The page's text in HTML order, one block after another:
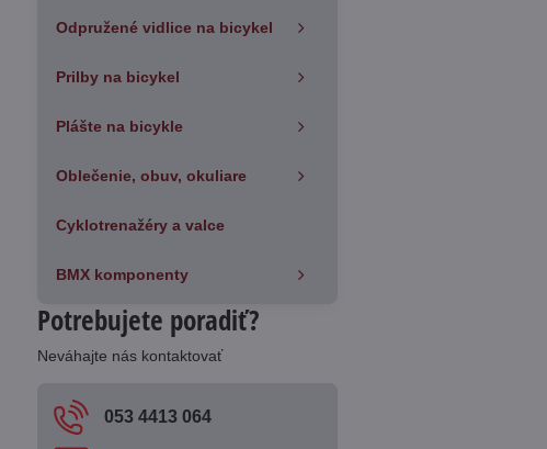
Potrebujete poradiť?
Neváhajte nás kontaktovať
053 4413 064
Odpružené vidlice na bicykel
Prilby na bicykel
Plášte na bicykle
Oblečenie, obuv, okuliare
Cyklotrenažéry a valce
BMX komponenty